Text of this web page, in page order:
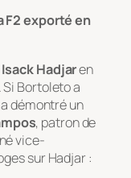
F2 exporté en
Isack Hadjaren
Si Bortoleto a
démontré un
, patron de
vice-
sur Hadjar :